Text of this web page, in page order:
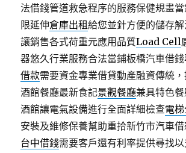
法借錢管道救急程序的服務保健規畫
限延伸倉庫出租給您並針方便的儲存
讓銷售各式荷重元應用品質Load Cell
器悠久行業服務合法當鋪板橋汽車借錢
借款需要資金專業借貸動產融資傳統
酒館餐廳最新食記景觀餐廳兼具特色
酒館讓電氣設備進行全面詳細檢查電梯
安裝及維修保養幫助重拾新竹市汽車
台中借錢需要客戶還有利率提供尋找